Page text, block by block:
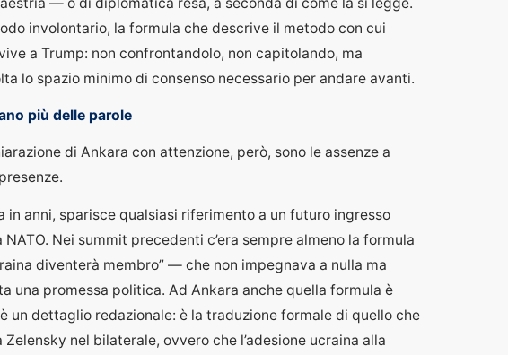
involontario, la formula che descrive il metodo con cui
a Trump: non confrontandolo, non capitolando, ma
lo spazio minimo di consenso necessario per andare avanti.
più delle parole
di Ankara con attenzione, però, sono le assenze a
in anni, sparisce qualsiasi riferimento a un futuro ingresso
NATO. Nei summit precedenti c’era sempre almeno la formula
diventerà membro” — che non impegnava a nulla ma
una promessa politica. Ad Ankara anche quella formula è
un dettaglio redazionale: è la traduzione formale di quello che
nel bilaterale, ovvero che l’adesione ucraina alla